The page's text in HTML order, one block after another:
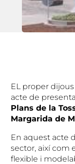
EL proper
acte de
Plans de la
Margarida de
En aquest acte
sector, així com
flexible i